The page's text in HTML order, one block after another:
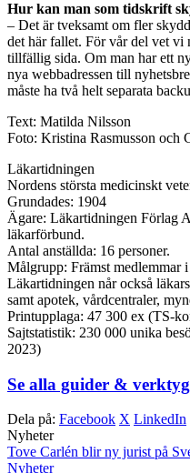
Hur kan man som tidskrift
– Det är tveksamt om fler
det här fallet. För vår del vet vi
tillfällig sida. Om man har ett
nya webbadressen till
måste ha två helt separata
Text: Matilda Nilsson
Foto: Kristina Rasmusson och
Läkartidningen
Nordens största medicinskt
Grundades: 1904
Ägare: Läkartidningen Förlag
läkarförbund.
Antal anställda: 16 personer.
Målgrupp: Främst medlemmar
Läkartidningen når också
samt apotek, vårdcentraler,
Printupplaga: 47 300 ex (TS-
Sajtstatistik: 230 000 unika
2023)
Se alla guider & verktyg
Dela på: Facebook X LinkedIn
Nyheter
Tove Carlén blir ny jurist på
Nyheter